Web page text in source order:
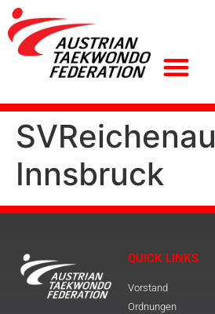
SVReichenau
Innsbruck
QUICK LINKS
Vorstand
Ordnungen